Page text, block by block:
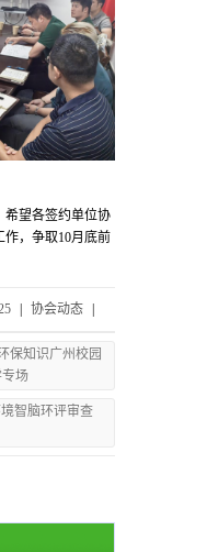
希望各签约单位协
作，争取10月底前
| 协会动态 |
保知识广州校园
场
智脑环评审查